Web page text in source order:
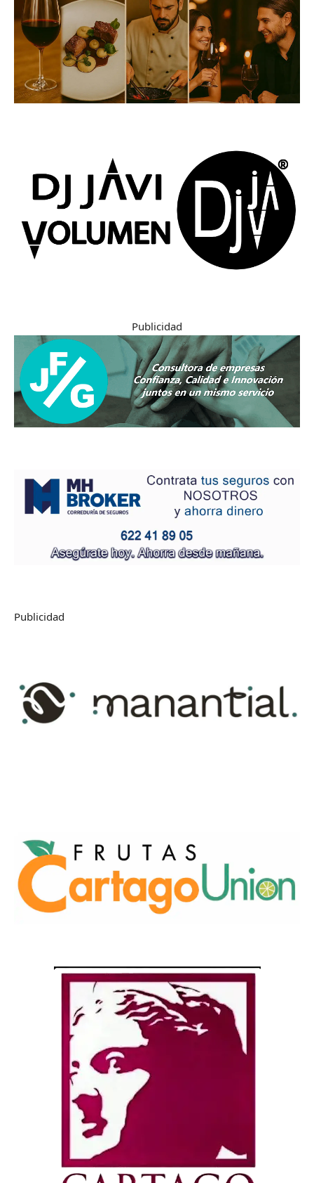
Publicidad
Publicidad